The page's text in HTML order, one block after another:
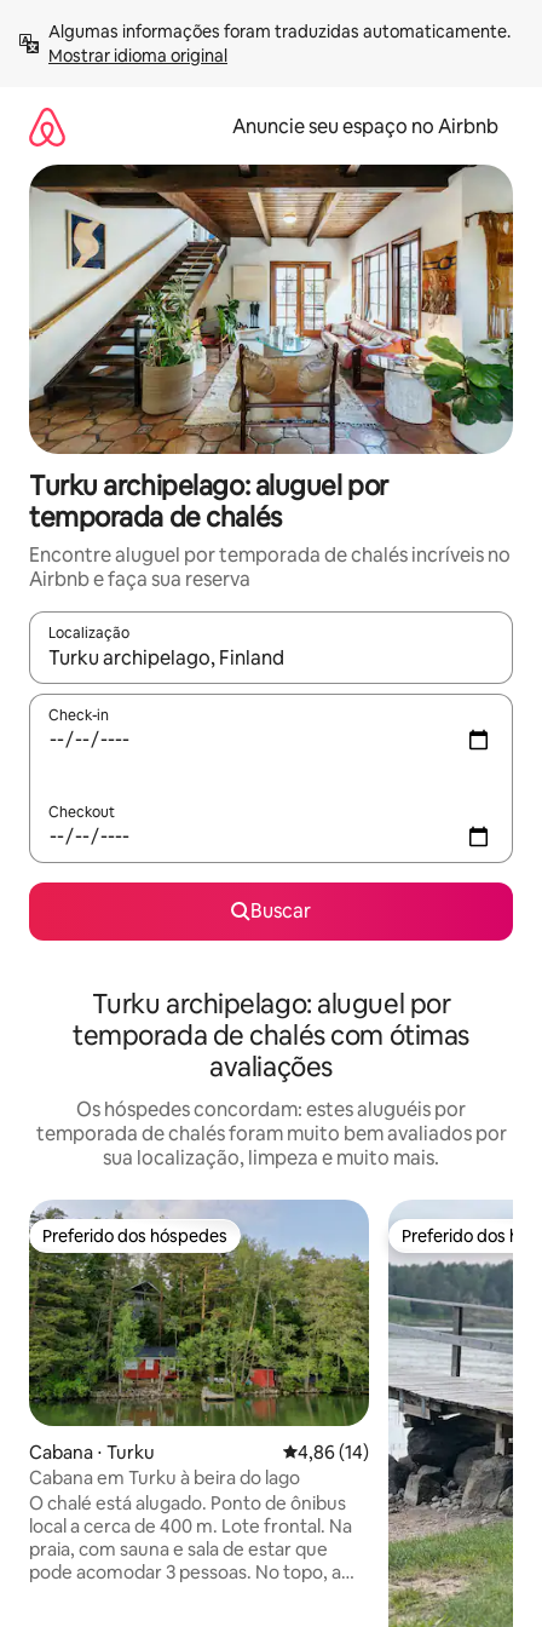
para
Mostrar idioma original
Anuncie seu espaço no Airbnb
Turku archipelago: aluguel por
temporada de chalés
Encontre aluguel por temporada de chalés incríveis no
Airbnb e faça sua reserva
Localização
Quando os resultados estiverem disponíveis, explore-os
Check-in
Checkout
Buscar
Turku archipelago: aluguel por
temporada de chalés com ótimas
avaliações
Os hóspedes concordam: estes aluguéis por
temporada de chalés foram muito bem avaliados por
sua localização, limpeza e muito mais.
Preferido dos hóspedes
Preferido dos hóspedes
Cabana ⋅ Turku 4,86 de uma avaliação média
4,86 (14)
Cabana em Turku à beira do lago
O chalé está alugado. Ponto de ônibus
local a cerca de 400 m. Lote frontal. Na
praia, com sauna e sala de estar que
pode acomodar 3 pessoas. No topo, a
Preferido dos
Preferido dos